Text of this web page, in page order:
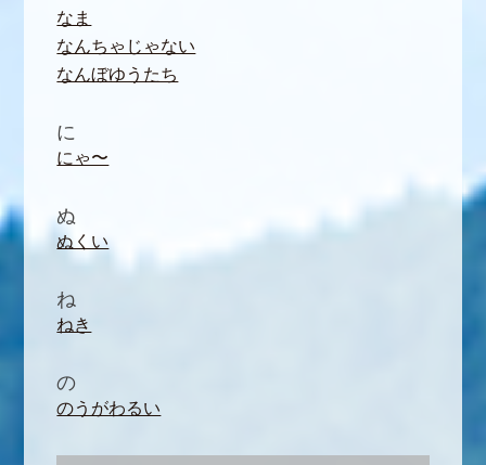
なま
なんちゃじゃない
なんぼゆうたち
に
にゃ〜
ぬ
ぬくい
ね
ねき
の
のうがわるい